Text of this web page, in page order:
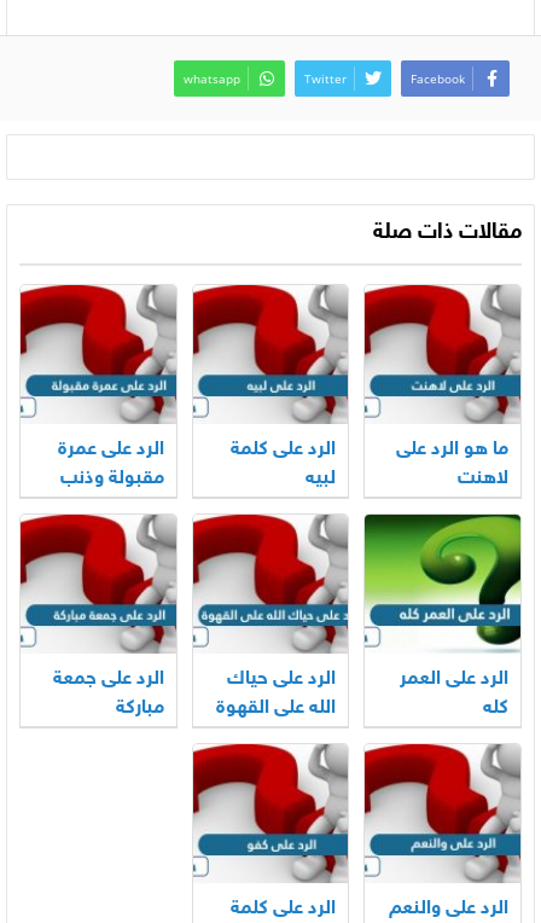
Facebook
Twitter
whatsapp
مقالات ذات صلة
ما هو الرد على
لاهنت
الرد على كلمة
لبيه
الرد على عمرة
مقبولة وذنب
مغفور
الرد على العمر
كله
الرد على حياك
الله على القهوة
الرد على جمعة
مباركة
الرد على والنعم
الرد على كلمة